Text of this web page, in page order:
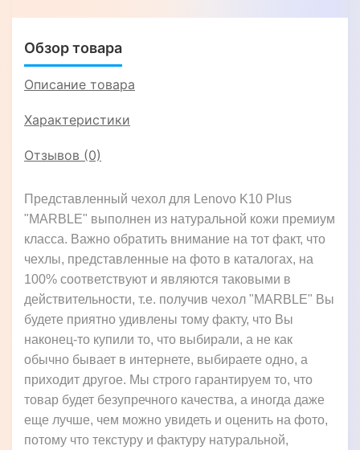
Обзор товара
Описание товара
Характеристики
Отзывов (0)
Представленный чехол для Lenovo K10 Plus
"MARBLE" выполнен из натуральной кожи премиум
класса. Важно обратить внимание на тот факт, что
чехлы, представленные на фото в каталогах, на
100% соответствуют и являются таковыми в
действительности, т.е. получив чехол "MARBLE" Вы
будете приятно удивлены тому факту, что Вы
наконец-то купили то, что выбирали, а не как
обычно бывает в интернете, выбираете одно, а
приходит другое. Мы строго гарантируем то, что
товар будет безупречного качества, а иногда даже
еще лучше, чем можно увидеть и оценить на фото,
потому что текстуру и фактуру натуральной,